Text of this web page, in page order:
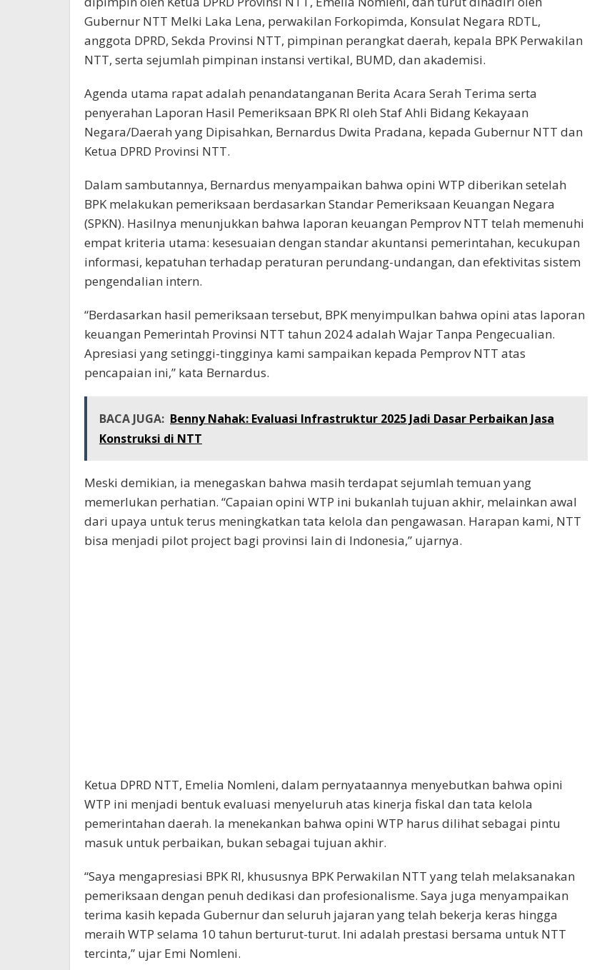
Gubernur NTT Melki Laka Lena, perwakilan Forkopimda, Konsulat Negara RDTL,
anggota DPRD, Sekda Provinsi NTT, pimpinan perangkat daerah, kepala BPK Perwakilan
NTT, serta sejumlah pimpinan instansi vertikal, BUMD, dan akademisi.
Agenda utama rapat adalah penandatanganan Berita Acara Serah Terima serta
penyerahan Laporan Hasil Pemeriksaan BPK RI oleh Staf Ahli Bidang Kekayaan
Negara/Daerah yang Dipisahkan, Bernardus Dwita Pradana, kepada Gubernur NTT dan
Ketua DPRD Provinsi NTT.
Dalam sambutannya, Bernardus menyampaikan bahwa opini WTP diberikan setelah
BPK melakukan pemeriksaan berdasarkan Standar Pemeriksaan Keuangan Negara
(SPKN). Hasilnya menunjukkan bahwa laporan keuangan Pemprov NTT telah memenuhi
empat kriteria utama: kesesuaian dengan standar akuntansi pemerintahan, kecukupan
informasi, kepatuhan terhadap peraturan perundang-undangan, dan efektivitas sistem
pengendalian intern.
“Berdasarkan hasil pemeriksaan tersebut, BPK menyimpulkan bahwa opini atas laporan
keuangan Pemerintah Provinsi NTT tahun 2024 adalah Wajar Tanpa Pengecualian.
Apresiasi yang setinggi-tingginya kami sampaikan kepada Pemprov NTT atas
pencapaian ini,” kata Bernardus.
BACA JUGA: Benny Nahak: Evaluasi Infrastruktur 2025 Jadi Dasar Perbaikan Jasa
Konstruksi di NTT
Meski demikian, ia menegaskan bahwa masih terdapat sejumlah temuan yang
memerlukan perhatian. “Capaian opini WTP ini bukanlah tujuan akhir, melainkan awal
dari upaya untuk terus meningkatkan tata kelola dan pengawasan. Harapan kami, NTT
bisa menjadi pilot project bagi provinsi lain di Indonesia,” ujarnya.
Ketua DPRD NTT, Emelia Nomleni, dalam pernyataannya menyebutkan bahwa opini
WTP ini menjadi bentuk evaluasi menyeluruh atas kinerja fiskal dan tata kelola
pemerintahan daerah. Ia menekankan bahwa opini WTP harus dilihat sebagai pintu
masuk untuk perbaikan, bukan sebagai tujuan akhir.
“Saya mengapresiasi BPK RI, khususnya BPK Perwakilan NTT yang telah melaksanakan
pemeriksaan dengan penuh dedikasi dan profesionalisme. Saya juga menyampaikan
terima kasih kepada Gubernur dan seluruh jajaran yang telah bekerja keras hingga
meraih WTP selama 10 tahun berturut-turut. Ini adalah prestasi bersama untuk NTT
tercinta,” ujar Emi Nomleni.